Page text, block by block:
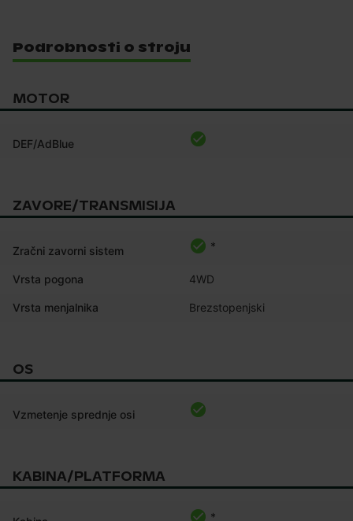
Podrobnosti o stroju
MOTOR
DEF/AdBlue
ZAVORE/TRANSMISIJA
Zračni zavorni sistem *
Vrsta pogona 4WD
Vrsta menjalnika Brezstopenjski
OS
Vzmetenje sprednje osi
KABINA/PLATFORMA
*